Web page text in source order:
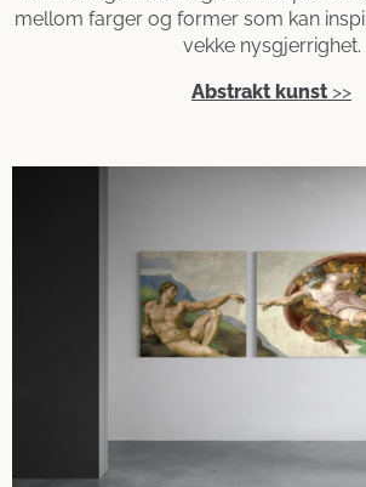
mellom farger og former som kan
vekke nysgjerrighet.
Abstrakt kunst >>